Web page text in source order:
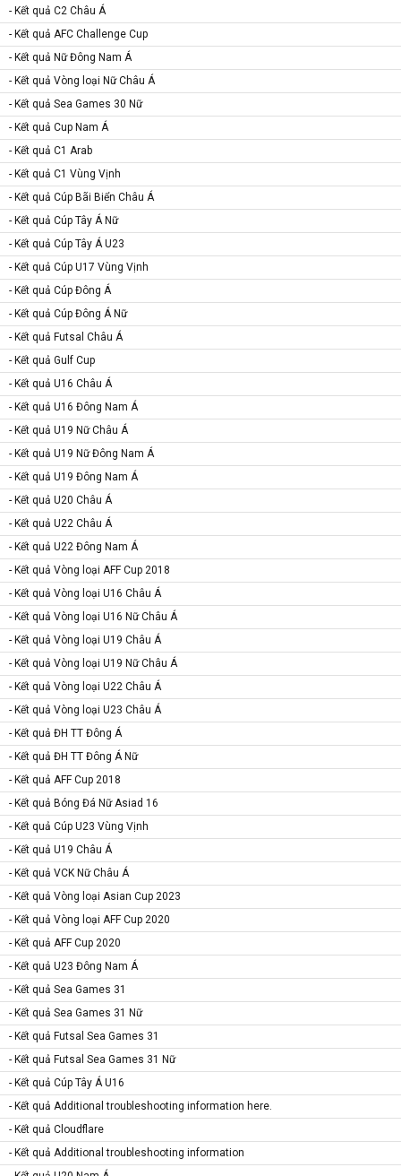
- Kết quả C2 Châu Á
- Kết quả AFC Challenge Cup
- Kết quả Nữ Đông Nam Á
- Kết quả Vòng loại Nữ Châu Á
- Kết quả Sea Games 30 Nữ
- Kết quả Cup Nam Á
- Kết quả C1 Arab
- Kết quả C1 Vùng Vịnh
- Kết quả Cúp Bãi Biển Châu Á
- Kết quả Cúp Tây Á Nữ
- Kết quả Cúp Tây Á U23
- Kết quả Cúp U17 Vùng Vịnh
- Kết quả Cúp Đông Á
- Kết quả Cúp Đông Á Nữ
- Kết quả Futsal Châu Á
- Kết quả Gulf Cup
- Kết quả U16 Châu Á
- Kết quả U16 Đông Nam Á
- Kết quả U19 Nữ Châu Á
- Kết quả U19 Nữ Đông Nam Á
- Kết quả U19 Đông Nam Á
- Kết quả U20 Châu Á
- Kết quả U22 Châu Á
- Kết quả U22 Đông Nam Á
- Kết quả Vòng loại AFF Cup 2018
- Kết quả Vòng loại U16 Châu Á
- Kết quả Vòng loại U16 Nữ Châu Á
- Kết quả Vòng loại U19 Châu Á
- Kết quả Vòng loại U19 Nữ Châu Á
- Kết quả Vòng loại U22 Châu Á
- Kết quả Vòng loại U23 Châu Á
- Kết quả ĐH TT Đông Á
- Kết quả ĐH TT Đông Á Nữ
- Kết quả AFF Cup 2018
- Kết quả Bóng Đá Nữ Asiad 16
- Kết quả Cúp U23 Vùng Vịnh
- Kết quả U19 Châu Á
- Kết quả VCK Nữ Châu Á
- Kết quả Vòng loại Asian Cup 2023
- Kết quả Vòng loại AFF Cup 2020
- Kết quả AFF Cup 2020
- Kết quả U23 Đông Nam Á
- Kết quả Sea Games 31
- Kết quả Sea Games 31 Nữ
- Kết quả Futsal Sea Games 31
- Kết quả Futsal Sea Games 31 Nữ
- Kết quả Cúp Tây Á U16
- Kết quả Additional troubleshooting information here.
- Kết quả Cloudflare
- Kết quả Additional troubleshooting information